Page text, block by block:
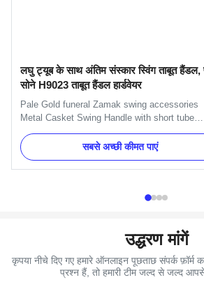
लघु ट्यूब के साथ अंतिम संस्कार स्विंग ताबूत हैंडल,
सोने H9023 ताबूत हैंडल हार्डवेयर
Pale Gold funeral Zamak swing accessories
Metal Casket Swing Handle with short tube
H9023 handle or H9023 long handle. Main
decorate the short side of the coffin. Item
TX-Model H9023 Material Zinc alloy Color
सबसे अच्छी कीमत पाएं
उद्धरण मांगें
कृपया नीचे दिए गए हमारे ऑनलाइन पूछताछ संपर्क फ़ॉर्म
प्रश्न हैं, तो हमारी टीम जल्द से जल्द